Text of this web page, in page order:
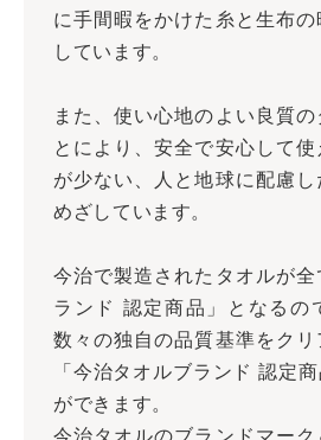
に手間暇をかけた糸と生布
しています。
また、使い心地のよい良質
とにより、安全で安心して
が少ない、人と地球に配慮
めざしています。
今治で製造されたタオルが
ランド 認定商品」となるの
数々の独自の品質基準をク
「今治タオルブランド 認定
ができます。